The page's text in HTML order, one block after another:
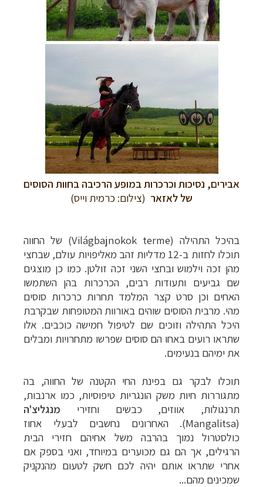
אבירים, נסיכות וכרכרות במופע הרכיבה בחוות הסוסים
של לאזאר (צילום: כרמית וייס)
בהיכל התהילה (Világbajnokok terme) של החווה
תוכלו לחזות ב-12 מדליות זהב מאליפויות עולם, שבחצי
מהן זכה וילמוש ובחצי השני זכה זולטן. כמו כן מוצגים
שם גביעים ותעודות רבים, הכרכרות בהן השתמשו
האחים וכן סרט קצר המלמד תחרות כרכרות סוסים
מהי. מרבית הסוסים שוהים באורוות המטופחות שבקרבת
היכל התהילה וזוכים שם לטיפול חמישה כוכבים. אלו
שתראו רועים באחו הם סוסים שפרשו מתחרויות ומבלים
את ימיהם בנעימים.
תוכלו לבקר גם בפינת החי הקטנה של החווה, בה
מתגוררות חיות משק הונגריות טיפוסיות, כמו ארנבות,
תרנגולות, אווזים, כבשים וחזירי מנגליצ'ה
(
Mangalitsa). האחרונים נחשבים לבעלי אחוז
כולסטרול נמוך בהרבה משל אחיהם חזירי הבית
הרגילים, אך הם גם מכוערים במיוחד, ואני בספק אם
אחרי שתראו אותם יהיה לכם חשק לטעום מהנקניק
שמכינים מהם...